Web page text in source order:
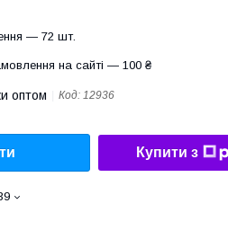
— 72 шт.
на сайті — 100 ₴
оптом Код: 12936
Купити з